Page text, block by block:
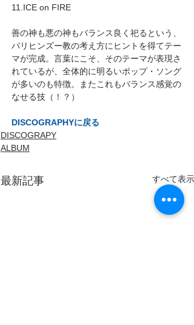
11.ICE on FIRE
善の神も悪の神もバランス良く祀るという、
バリヒンズー教の考え方にヒントを得てテー
マが完成。言葉にこそ、そのテーマが表現さ
れているが、全体的に明るいポップ・ソング
が多いのも特徴。またこれもバランス感覚の
なせる技（！？）
DISCOGRAPHYに戻る
DISCOGRAPY
ALBUM
最新記事 すべて表示